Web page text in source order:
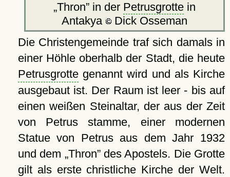
Thron in der Petrusgrotte in
Antakya
Dick Osseman
Die Christengemeinde traf sich damals in
einer Höhle oberhalb der Stadt, die heute
Petrusgrottegenannt wird und als Kirche
ausgebaut ist. Der Raum ist leer - bis auf
einen weißen Steinaltar, der aus der Zeit
von Petrus stamme, einer modernen
Statue von Petrus aus dem Jahr 1932
und dem Thron des Apostels. Die Grotte
gilt als erste christliche Kirche der Welt.